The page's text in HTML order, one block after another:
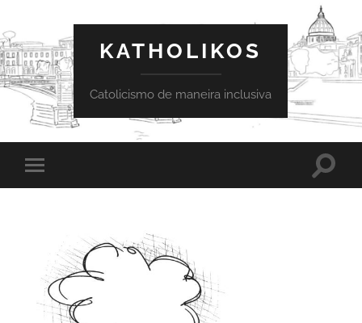
KATHOLIKOS
Catolicismo de maneira inclusiva
Toggle
mobile
Toggle